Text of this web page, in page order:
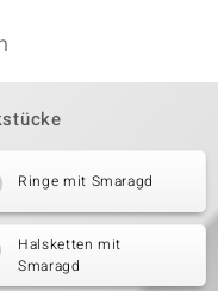
Ringe mit Smaragd
Halsketten mit
Smaragd